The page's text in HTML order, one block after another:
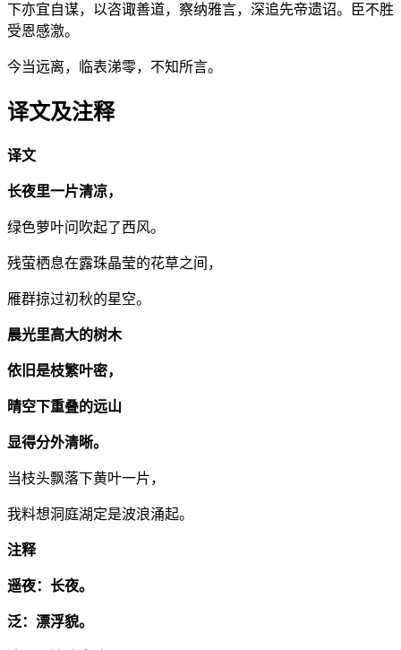
下亦宜自谋，以咨诹善道，察纳雅言，深追先帝遗诏。臣不胜
受恩感激。
今当远离，临表涕零，不知所言。
译文及注释
译文
长夜里一片清凉，
绿色萝叶问吹起了西风。
残萤栖息在露珠晶莹的花草之间，
雁群掠过初秋的星空。
晨光里高大的树木
依旧是枝繁叶密，
晴空下重叠的远山
显得分外清晰。
当枝头飘落下黄叶一片，
我料想洞庭湖定是波浪涌起。
注释
遥夜：长夜。
泛：漂浮貌。